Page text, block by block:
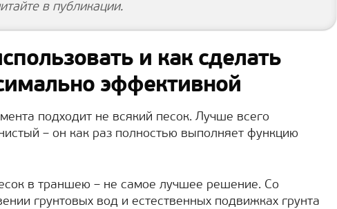
в публикации.
и как сделать
эффективной
подходит не всякий песок. Лучше всего
– он как раз полностью выполняет функцию
в траншею – не самое лучшее решение. Со
грунтовых вод и естественных подвижках грунта